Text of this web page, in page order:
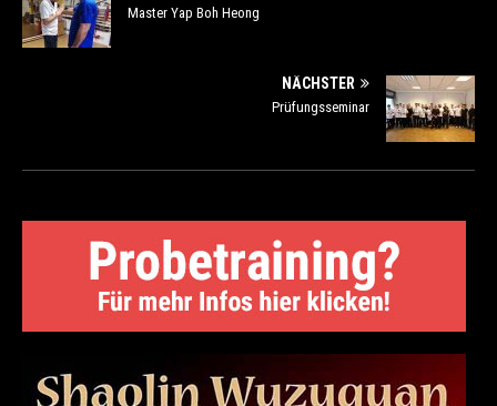
Master Yap Boh Heong
NÄCHSTER
Prüfungsseminar